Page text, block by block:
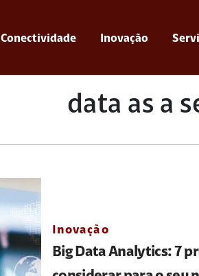
Conectividade Inovação
data as a
Inovação
Big Data Analytics: 7